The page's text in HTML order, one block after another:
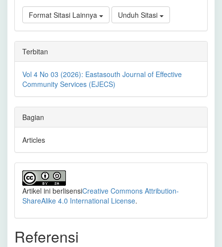
Format Sitasi Lainnya Unduh Sitasi
Terbitan
Vol 4 No 03 (2026): Eastasouth Journal of Effective
Community Services (EJECS)
Bagian
Articles
Artikel ini berlisensiCreative Commons Attribution-
ShareAlike 4.0 International License.
Referensi